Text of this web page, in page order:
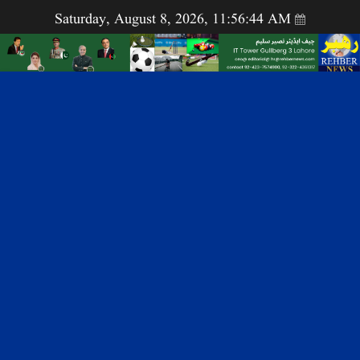
Saturday, August 8, 2026, 11:56:45 AM